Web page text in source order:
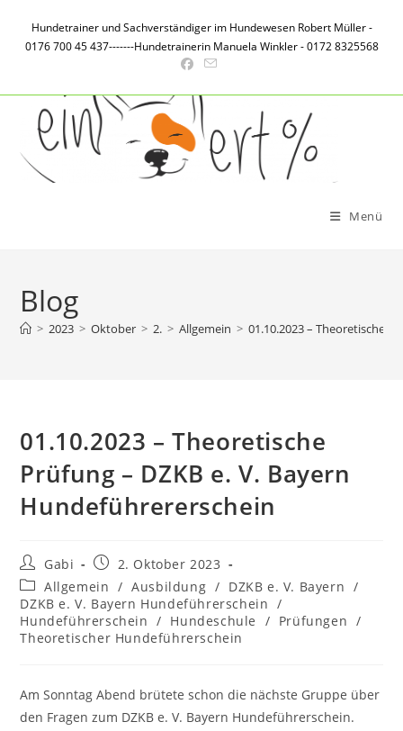
Inhalt
springen
Hundetrainer und Sachverständiger im Hundewesen Robert Müller -
0176 700 45 437-------Hundetrainerin Manuela Winkler - 0172 8325568
Menü
Blog
> 2023 > Oktober > 2. > Allgemein > 01.10.2023 – Theoretische
01.10.2023 – Theoretische
Prüfung – DZKB e. V. Bayern
Hundeführererschein
Beitrags-
Autor:
Gabi
Beitrag
veröffentlicht:
2. Oktober 2023
Beitrags-
Kategorie:
Allgemein / Ausbildung / DZKB e. V. Bayern /
DZKB e. V. Bayern Hundeführerschein /
Hundeführerschein / Hundeschule / Prüfungen /
Theoretischer Hundeführerschein
Am Sonntag Abend brütete schon die nächste Gruppe über
den Fragen zum DZKB e. V. Bayern Hundeführerschein.